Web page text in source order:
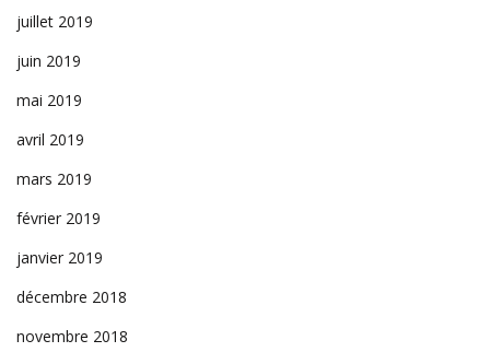
juillet 2019
juin 2019
mai 2019
avril 2019
mars 2019
février 2019
janvier 2019
décembre 2018
novembre 2018